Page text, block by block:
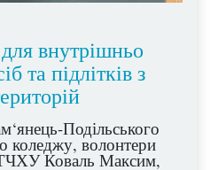
внутрішньо
та підлітків з
Подільського
коледжу, волонтери
ТЧХУ Коваль Максим,